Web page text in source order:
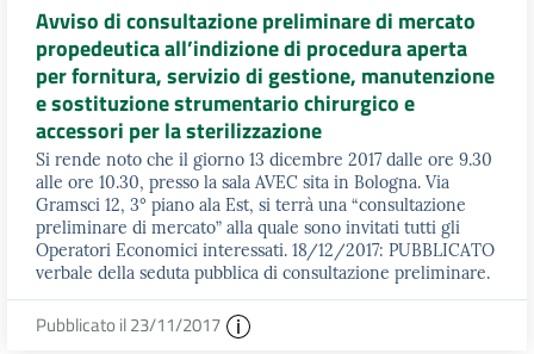
Avviso di consultazione preliminare di mercato
propedeutica all’indizione di procedura aperta
per fornitura, servizio di gestione, manutenzione
e sostituzione strumentario chirurgico e
accessori per la sterilizzazione
Si rende noto che il giorno 13 dicembre 2017 dalle ore 9.30
alle ore 10.30, presso la sala AVEC sita in Bologna. Via
Gramsci 12, 3° piano ala Est, si terrà una “consultazione
preliminare di mercato” alla quale sono invitati tutti gli
Operatori Economici interessati. 18/12/2017: PUBBLICATO
verbale della seduta pubblica di consultazione preliminare.
Pubblicato il 23/11/2017